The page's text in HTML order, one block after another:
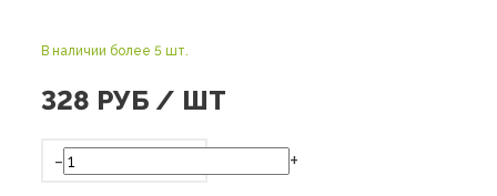
В наличии более 5 шт.
328 РУБ / ШТ
- +